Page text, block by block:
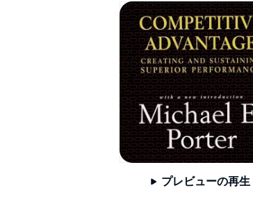
プレビューの再生